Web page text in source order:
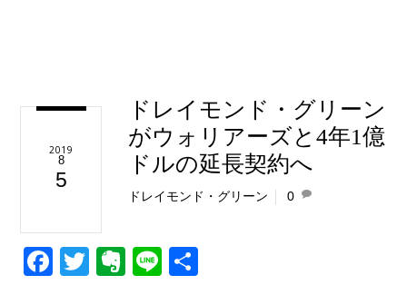
2019
8
5
ドレイモンド・グリーン
がウォリアーズと4年1億
ドルの延長契約へ
ドレイモンド・グリーン 0
F
T
E
Li